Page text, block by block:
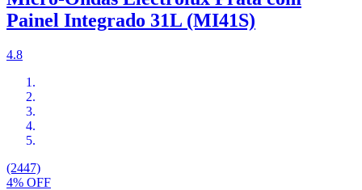
Painel Integrado 31L (MI41S)
4.8
(2447)
4% OFF